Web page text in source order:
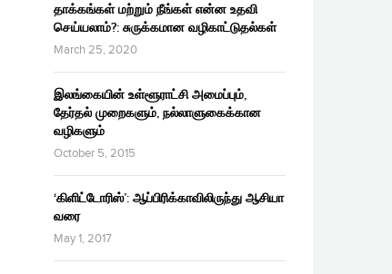
தாக்கங்கள் மற்றும் நீங்கள் என்ன உதவி
செய்யலாம்?: சுருக்கமான வழிகாட்டுதல்கள்
March 25, 2020
இலங்கையின் உள்ளூராட்சி அமைப்பும்,
தேர்தல் முறைகளும், நல்லாளுகைக்கான
வழிகளும்
October 5, 2015
‘கிளிட்டோரிஸ்’: ஆப்பிரிக்காவிலிருந்து ஆசியா
வரை
May 1, 2017